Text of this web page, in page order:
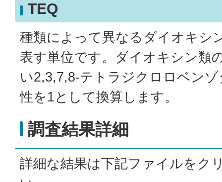
TEQ
種類によって異なるダイオキシ
表す単位です。ダイオキシン類
い2,3,7,8-テトラジクロロベン
性を1として換算します。
調査結果詳細
詳細な結果は下記ファイルをク